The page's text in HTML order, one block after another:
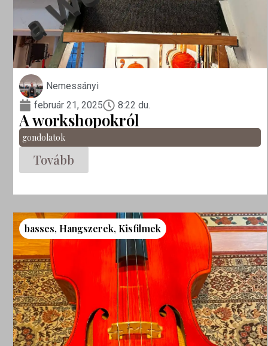
Nemessányi
február 21, 2025
8:22 du.
A workshopokról
gondolatok
Tovább
basses, Hangszerek, Kisfilmek